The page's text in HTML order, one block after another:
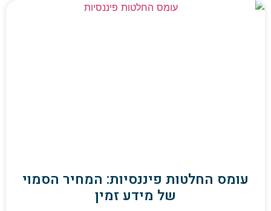
עומס החלטות פיננסיות: המחיר הסמוי
של מידע זמין